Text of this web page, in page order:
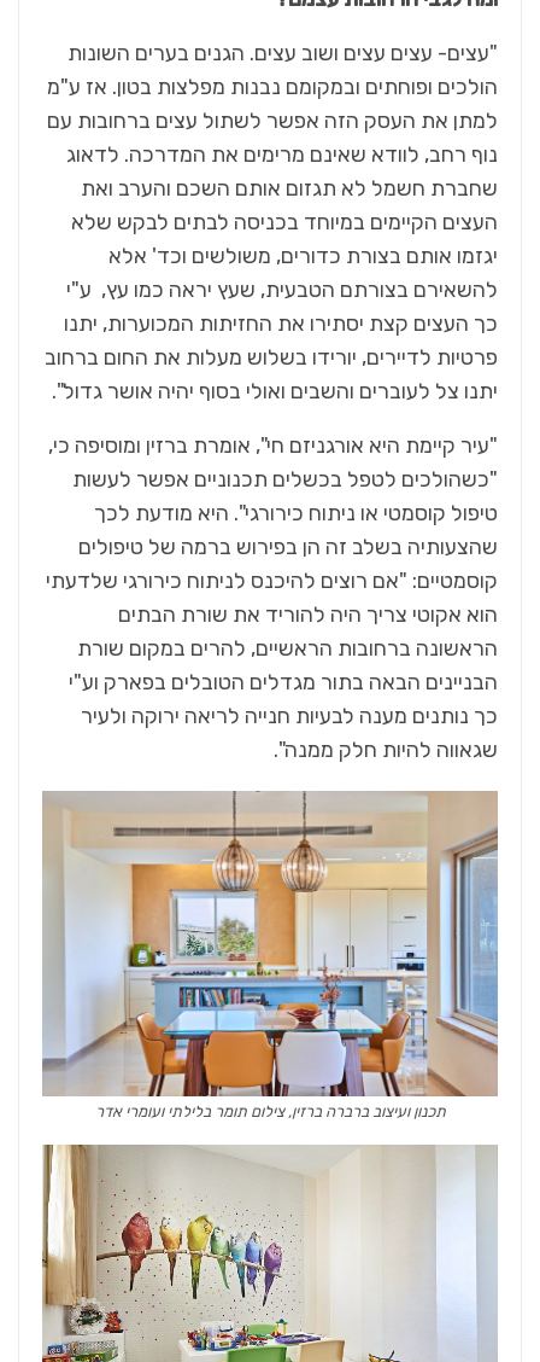
"עצים- עצים עצים ושוב עצים. הגנים בערים השונות
הולכים ופוחתים ובמקומם נבנות מפלצות בטון. אז ע"מ
למתן את העסק הזה אפשר לשתול עצים ברחובות עם
נוף רחב, לוודא שאינם מרימים את המדרכה. לדאוג
שחברת חשמל לא תגזום אותם השכם והערב ואת
העצים הקיימים במיוחד בכניסה לבתים לבקש שלא
יגזמו אותם בצורת כדורים, משולשים וכד' אלא
להשאירם בצורתם הטבעית, שעץ יראה כמו עץ, ע"י
כך העצים קצת יסתירו את החזיתות המכוערות, יתנו
פרטיות לדיירים, יורידו בשלוש מעלות את החום ברחוב
יתנו צל לעוברים והשבים ואולי בסוף יהיה אושר גדול".
"עיר קיימת היא אורגניזם חי", אומרת ברזין ומוסיפה כי,
"כשהולכים לטפל בכשלים תכנוניים אפשר לעשות
טיפול קוסמטי או ניתוח כירורגי". היא מודעת לכך
שהצעותיה בשלב זה הן בפירוש ברמה של טיפולים
קוסמטיים: "אם רוצים להיכנס לניתוח כירורגי שלדעתי
הוא אקוטי צריך היה להוריד את שורת הבתים
הראשונה ברחובות הראשיים, להרים במקום שורת
הבניינים הבאה בתור מגדלים הטובלים בפארק וע"י
כך נותנים מענה לבעיות חנייה לריאה ירוקה ולעיר
שגאווה להיות חלק ממנה".
תכנון ועיצוב ברברה ברזין, צילום תומר בלילתי ועומרי אדר